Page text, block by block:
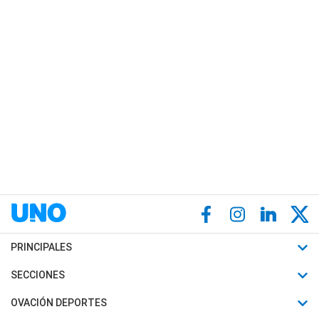
PRINCIPALES
Últimas Noticias
Política
SECCIONES
Horóscopo
OVACIÓN DEPORTES